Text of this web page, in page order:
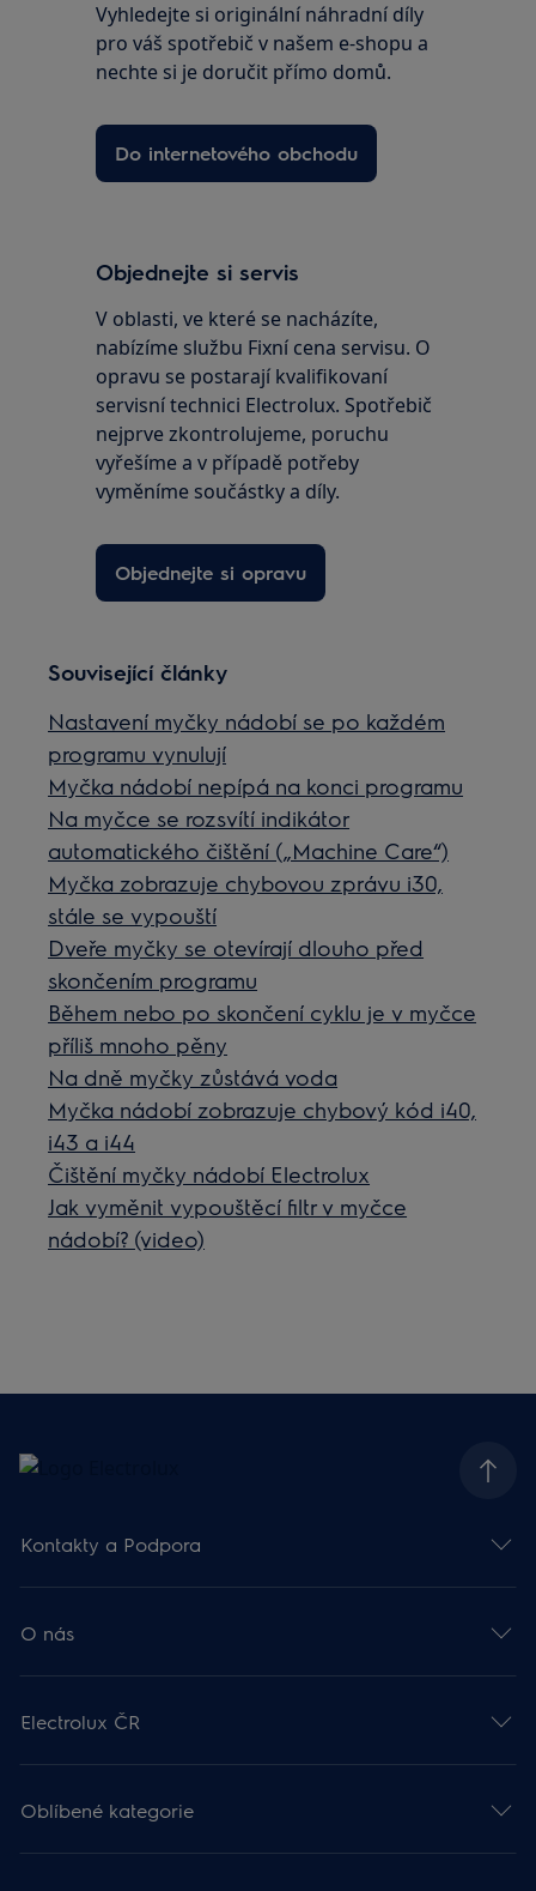
Vyhledejte si originální náhradní díly
pro váš spotřebič v našem e-shopu a
nechte si je doručit přímo domů.
Do internetového obchodu
Objednejte si servis
V oblasti, ve které se nacházíte,
nabízíme službu Fixní cena servisu. O
opravu se postarají kvalifikovaní
servisní technici Electrolux. Spotřebič
nejprve zkontrolujeme, poruchu
vyřešíme a v případě potřeby
vyměníme součástky a díly.
Objednejte si opravu
Související články
Nastavení myčky nádobí se po každém
programu vynulují
Myčka nádobí nepípá na konci programu
Na myčce se rozsvítí indikátor
automatického čištění („Machine Care“)
Myčka zobrazuje chybovou zprávu i30,
stále se vypouští
Dveře myčky se otevírají dlouho před
skončením programu
Během nebo po skončení cyklu je v myčce
příliš mnoho pěny
Na dně myčky zůstává voda
Myčka nádobí zobrazuje chybový kód i40,
i43 a i44
Čištění myčky nádobí Electrolux
Jak vyměnit vypouštěcí filtr v myčce
nádobí? (video)
Kontakty a Podpora
O nás
Electrolux ČR
Oblíbené kategorie